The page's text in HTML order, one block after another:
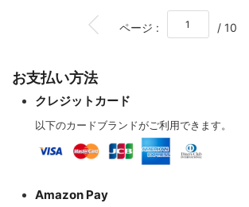
ページ :BOTTOM / 10
お支払い方法
クレジットカード
以下のカードブランドがご利用できます。
Amazon Pay